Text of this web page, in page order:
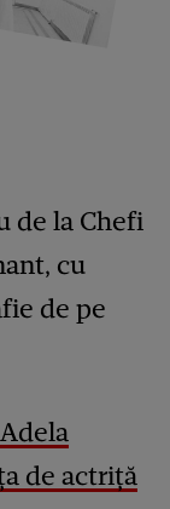
de la Chefi
cu
de pe
de actriță